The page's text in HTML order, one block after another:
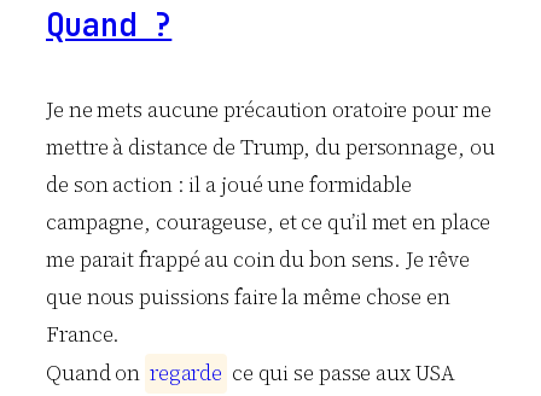
Quand ?
Je ne mets aucune précaution oratoire pour me
mettre à distance de Trump, du personnage, ou
de son action : il a joué une formidable
campagne, courageuse, et ce qu’il met en place
me parait frappé au coin du bon sens. Je rêve
que nous puissions faire la même chose en
France.
Quand on regarde ce qui se passe aux USA